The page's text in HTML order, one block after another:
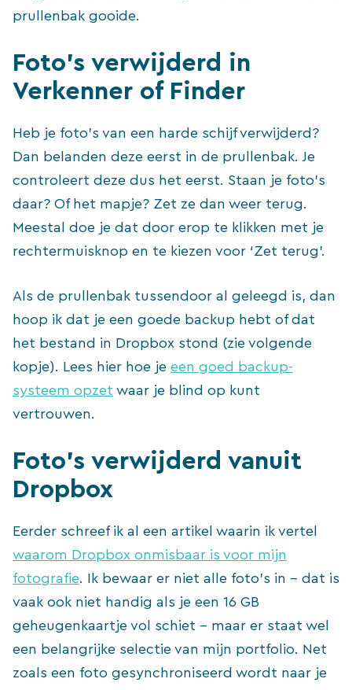
prullenbak gooide.
Foto’s verwijderd in
Verkenner of Finder
Heb je foto’s van een harde schijf verwijderd?
Dan belanden deze eerst in de prullenbak. Je
controleert deze dus het eerst. Staan je foto’s
daar? Of het mapje? Zet ze dan weer terug.
Meestal doe je dat door erop te klikken met je
rechtermuisknop en te kiezen voor ‘Zet terug’.
Als de prullenbak tussendoor al geleegd is, dan
hoop ik dat je een goede backup hebt of dat
het bestand in Dropbox stond (zie volgende
kopje). Lees hier hoe je een goed backup-
systeem opzet waar je blind op kunt
vertrouwen.
Foto’s verwijderd vanuit
Dropbox
Eerder schreef ik al een artikel waarin ik vertel
waarom Dropbox onmisbaar is voor mijn
fotografie. Ik bewaar er niet alle foto’s in – dat is
vaak ook niet handig als je een 16 GB
geheugenkaartje vol schiet – maar er staat wel
een belangrijke selectie van mijn portfolio. Net
zoals een foto gesynchroniseerd wordt naar je